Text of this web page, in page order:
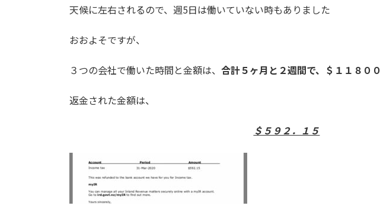
天候に左右されるので、週5日は働いていない時もありました
おおよそですが、
３つの会社で働いた時間と金額は、 合計５ヶ月と２週間で、＄ １１８００
返金された金額は、
＄５９２．１５